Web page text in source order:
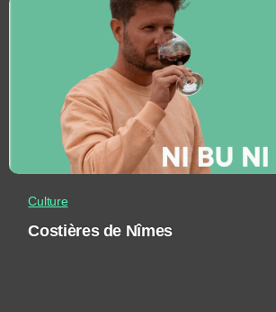
Culture
Costières de Nîmes